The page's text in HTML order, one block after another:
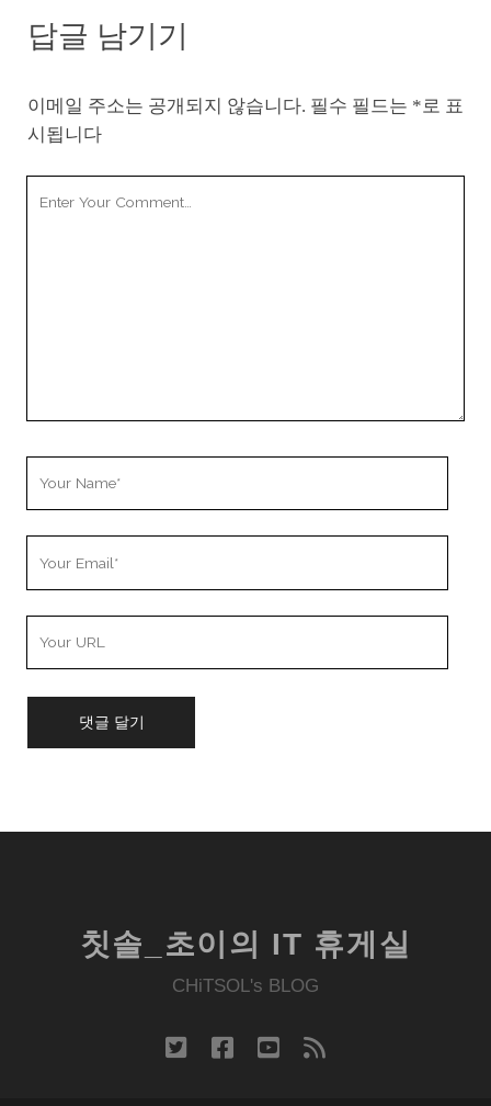
답글 남기기
이메일 주소는 공개되지 않습니다. 필수 필드는 * 로 표
시됩니다
칫솔_초이의 IT 휴게실
CHiTSOL's BLOG
twitterfacebook
youtube
rss